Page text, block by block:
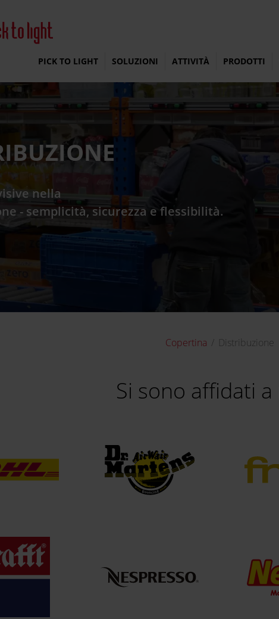
PICK TO LIGHT SOLUZIONI ATTIVITÀ PRODOTTI
nella
- semplicità, sicurezza e flessibilità.
Copertina Distribuzione
Si sono affidati a